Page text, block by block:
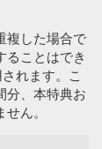
複した場合で
ることはでき
れます。こ
分、本特典お
ん。